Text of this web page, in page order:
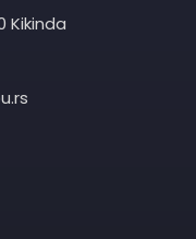
Kikinda